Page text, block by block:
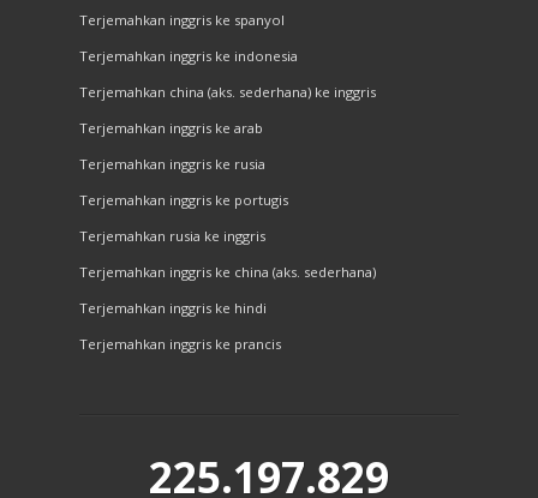
Terjemahkan inggris ke spanyol
Terjemahkan inggris ke indonesia
Terjemahkan china (aks. sederhana) ke inggris
Terjemahkan inggris ke arab
Terjemahkan inggris ke rusia
Terjemahkan inggris ke portugis
Terjemahkan rusia ke inggris
Terjemahkan inggris ke china (aks. sederhana)
Terjemahkan inggris ke hindi
Terjemahkan inggris ke prancis
225.197.829